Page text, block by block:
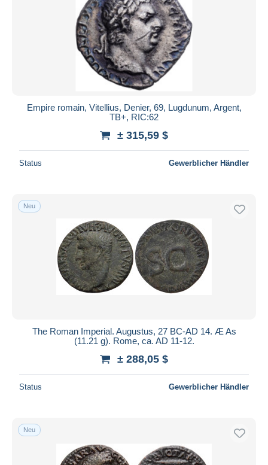
Empire romain, Vitellius, Denier, 69, Lugdunum, Argent,
TB+, RIC:62
± 315,59 $
Status Gewerblicher Händler
Neu
The Roman Imperial. Augustus, 27 BC-AD 14. Æ As
(11.21 g). Rome, ca. AD 11-12.
± 288,05 $
Status Gewerblicher Händler
Neu